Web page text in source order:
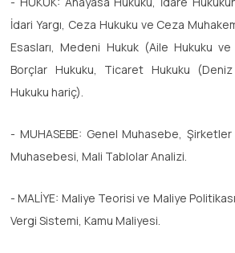
İdari Yargı, Ceza Hukuku ve Ceza
Esasları, Medeni Hukuk (Aile Hukuku
Borçlar Hukuku, Ticaret Hukuku
Hukuku hariç).
- MUHASEBE: Genel Muhasebe,
Muhasebesi, Mali Tablolar Analizi.
- MALİYE: Maliye Teorisi ve Maliye
Vergi Sistemi, Kamu Maliyesi.